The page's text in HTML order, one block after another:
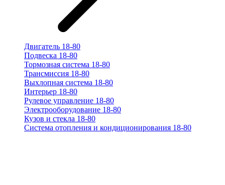
Двигатель 18-80
Подвеска 18-80
Тормозная система 18-80
Трансмиссия 18-80
Выхлопная система 18-80
Интерьер 18-80
Рулевое управление 18-80
Электрооборудование 18-80
Кузов и стекла 18-80
Система отопления и кондиционирования 18-80